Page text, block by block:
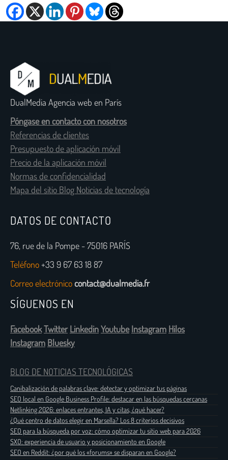
DualMedia Agencia web en París
Póngase en contacto con nosotros
Referencias de clientes
Presupuesto de aplicación móvil
Precio de la aplicación móvil
Normas de confidencialidad
Mapa del sitio Blog Noticias de tecnología
DATOS DE CONTACTO
76, rue de la Pompe - 75016 PARÍS
Teléfono+33 9 67 63 18 87
Correo electrónicocontact@dualmedia.fr
SÍGUENOS EN
FacebookTwitter LinkedinYoutube Instagram Hilos
Instagram Bluesky
BLOG DE NOTICIAS TECNOLÓGICAS
Canibalización de palabras clave: detectar y optimizar tus páginas
SEO local en Google Business Profile: destacar en las búsquedas cercanas
Netlinking 2026: enlaces entrantes, IA y citas, ¿qué hacer?
¿Qué centro de datos elegir en Marsella? Los 8 criterios decisivos
SEO para la búsqueda por voz: cómo optimizar tu sitio web para 2026
SXO: experiencia de usuario y posicionamiento en Google
SEO en Reddit: ¿por qué los «forums» se disparan en Google?